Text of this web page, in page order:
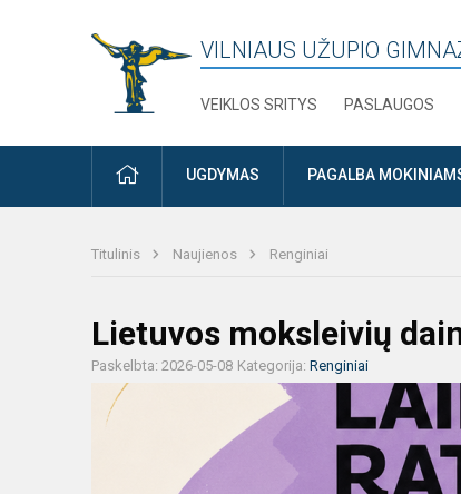
VILNIAUS UŽUPIO
VEIKLOS SRITYS PASLAUGOS
PRADŽIAUGDYMAS PAGALBA
Titulinis Naujienos Renginiai
Lietuvos moksleivių
Paskelbta: 2026-05-08 Kategorija: Renginiai